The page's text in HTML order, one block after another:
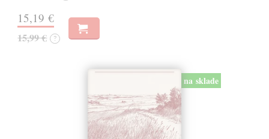
15,19 €
15,99 € ?
na sklade